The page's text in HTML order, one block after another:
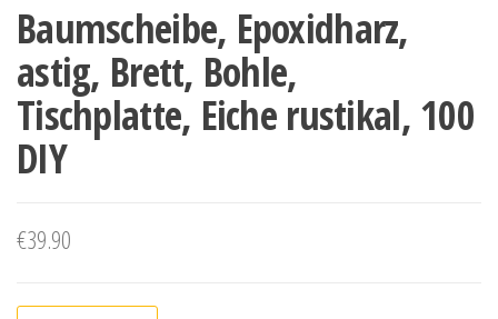
Baumscheibe, Epoxidharz,
astig, Brett, Bohle,
Tischplatte, Eiche rustikal, 100
DIY
€39.90